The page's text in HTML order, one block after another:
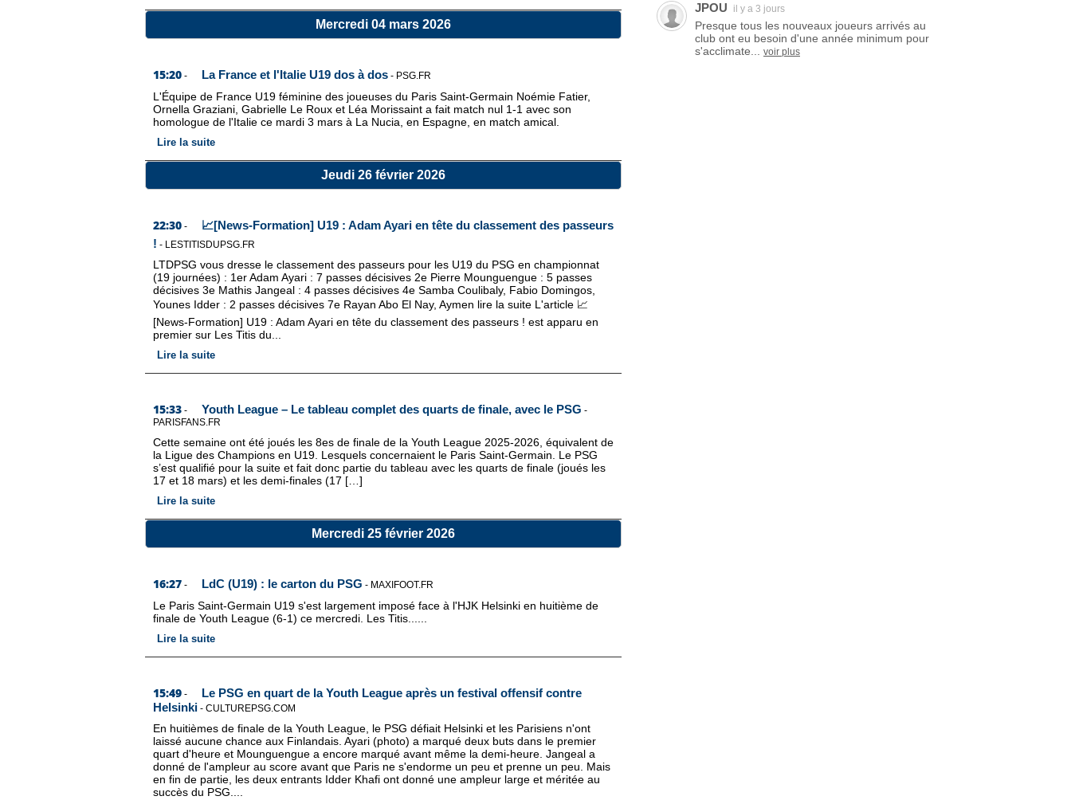
Mercredi 04 mars 2026
15:20 - La France et l'Italie U19 dos à dos - PSG.FR
L'Équipe de France U19 féminine des joueuses du Paris Saint-Germain Noémie Fatier,
Ornella Graziani, Gabrielle Le Roux et Léa Morissaint a fait match nul 1-1 avec son
homologue de l'Italie ce mardi 3 mars à La Nucia, en Espagne, en match amical.
Lire la suite
Jeudi 26 février 2026
22:30 -
📈[News-Formation] U19 : Adam Ayari en tête du classement des passeurs
! - LESTITISDUPSG.FR
LTDPSG vous dresse le classement des passeurs pour les U19 du PSG en championnat
(19 journées) : 1er Adam Ayari : 7 passes décisives 2e Pierre Mounguengue : 5 passes
décisives 3e Mathis Jangeal : 4 passes décisives 4e Samba Coulibaly, Fabio Domingos,
Younes Idder : 2 passes décisives 7e Rayan Abo El Nay, Aymen lire la suite L'article 📈
[News-Formation] U19 : Adam Ayari en tête du classement des passeurs ! est apparu en
premier sur Les Titis du...
Lire la suite
15:33 - Youth League – Le tableau complet des quarts de finale, avec le PSG -
PARISFANS.FR
Cette semaine ont été joués les 8es de finale de la Youth League 2025-2026, équivalent de
la Ligue des Champions en U19. Lesquels concernaient le Paris Saint-Germain. Le PSG
s’est qualifié pour la suite et fait donc partie du tableau avec les quarts de finale (joués les
17 et 18 mars) et les demi-finales (17 […]
Lire la suite
Mercredi 25 février 2026
16:27 - LdC (U19) : le carton du PSG - MAXIFOOT.FR
Le Paris Saint-Germain U19 s'est largement imposé face à l'HJK Helsinki en huitième de
finale de Youth League (6-1) ce mercredi. Les Titis......
Lire la suite
15:49 -
Le PSG en quart de la Youth League après un festival offensif contre
Helsinki - CULTUREPSG.COM
En huitièmes de finale de la Youth League, le PSG défiait Helsinki et les Parisiens n'ont
laissé aucune chance aux Finlandais. Ayari (photo) a marqué deux buts dans le premier
quart d'heure et Mounguengue a encore marqué avant même la demi-heure. Jangeal a
donné de l'ampleur au score avant que Paris ne s'endorme un peu et prenne un peu. Mais
en fin de partie, les deux entrants Idder Khafi ont donné une ampleur large et méritée au
succès du PSG....
JPOU il y a 3 jours
Presque tous les nouveaux joueurs arrivés au
club ont eu besoin d'une année minimum pour
s'acclimate...
voir plus